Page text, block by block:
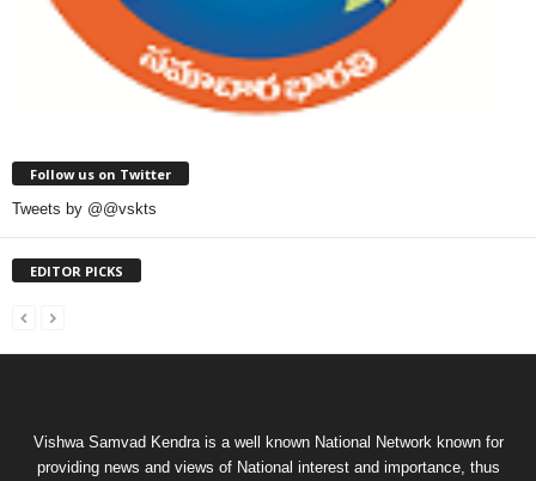
Follow us on Twitter
Tweets by @@vskts
EDITOR PICKS
Vishwa Samvad Kendra is a well known National Network known for
providing news and views of National interest and importance, thus